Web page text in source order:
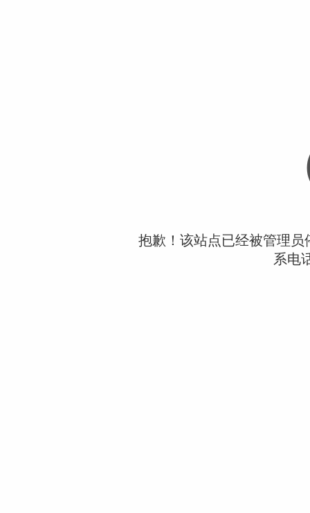
抱歉！该站点已经被管理
系电